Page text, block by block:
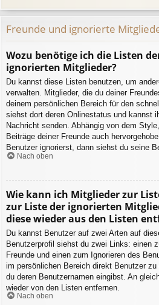
Freunde und ignorierte
Wozu benötige ich die Listen
ignorierten Mitglieder?
Du kannst diese Listen benutzen, um
verwalten. Mitglieder, die du deiner
deinem persönlichen Bereich für den
siehst dort deren Onlinestatus und kannst
Nachricht senden. Abhängig von dem
Beiträge deiner Freunde auch
Benutzer ignorierst, dann siehst du seine
Nach oben
Wie kann ich Mitglieder zur
zur Liste der ignorierten
diese wieder aus den Listen
Du kannst Benutzer auf zwei Arten auf
Benutzerprofil siehst du zwei Links: einen
Freunde und einen zum Ignorieren des
im persönlichen Bereich direkt Benutzer
du deren Benutzernamen eingibst. An
wieder von den Listen entfernen.
Nach oben